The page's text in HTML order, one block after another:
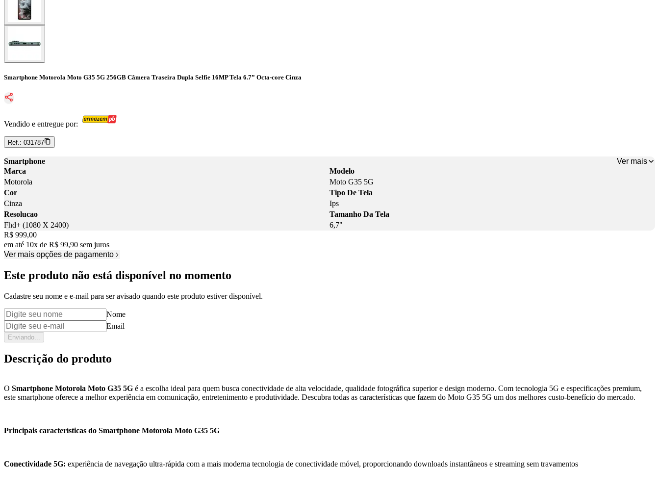
Smartphone Motorola Moto G35 5G 256GB Câmera Traseira Dupla Selfie 16MP Tela 6.7” Octa-core Cinza
Vendido e entregue por:
Ref.: 031787
Smartphone
Ver mais
Marca
Motorola
Modelo
Moto G35 5G
Cor
Cinza
Tipo De Tela
Ips
Resolucao
Fhd+ (1080 X 2400)
Tamanho Da Tela
6,7"
Price:
R$ 999,00
em até 10x de R$ 99,90 sem juros
Ver mais opções de pagamento
Este produto não está disponível no momento
Cadastre seu nome e e-mail para ser avisado quando este produto estiver disponível.
Nome
Email
Enviando...
Descrição do produto
O Smartphone Motorola Moto G35 5G é a escolha ideal para quem busca conectividade de alta velocidade, qualidade fotográfica superior e design moderno. Com tecnologia 5G e especificações premium,
este smartphone oferece a melhor experiência em comunicação, entretenimento e produtividade. Descubra todas as características que fazem do Moto G35 5G um dos melhores custo-benefício do mercado.
Principais características do Smartphone Motorola Moto G35 5G
Conectividade 5G: experiência de navegação ultra-rápida com a mais moderna tecnologia de conectividade móvel, proporcionando downloads instantâneos e streaming sem travamentos